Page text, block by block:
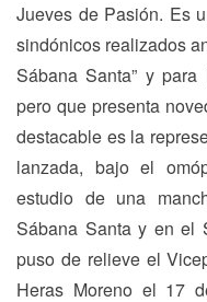
Jueves de Pasión. Es
sindónicos realizados
Sábana Santa” y
pero que presenta
destacable es la
lanzada, bajo el
estudio de una
Sábana Santa y en el
puso de relieve el
Heras Moreno el 17